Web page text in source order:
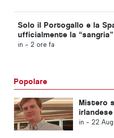
Solo il Portogallo e la
ufficialmente la
in - 2 ore fa
Popolare
Mistero
in - 22